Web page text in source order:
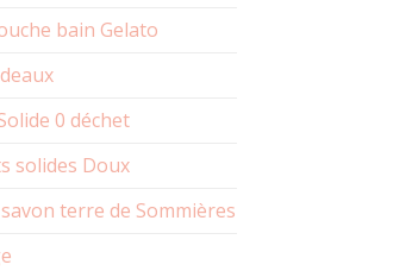
bain Gelato
0 déchet
solides Doux
terre de Sommières